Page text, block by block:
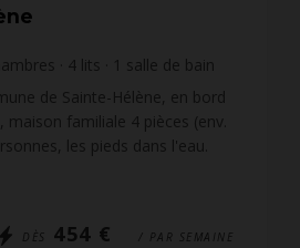
4 lits 1 salle de bain
de Sainte-Hélène, en bord
maison familiale 4 pièces (env.
les pieds dans l'eau.
DÈS 454 € / PAR SEMAINE